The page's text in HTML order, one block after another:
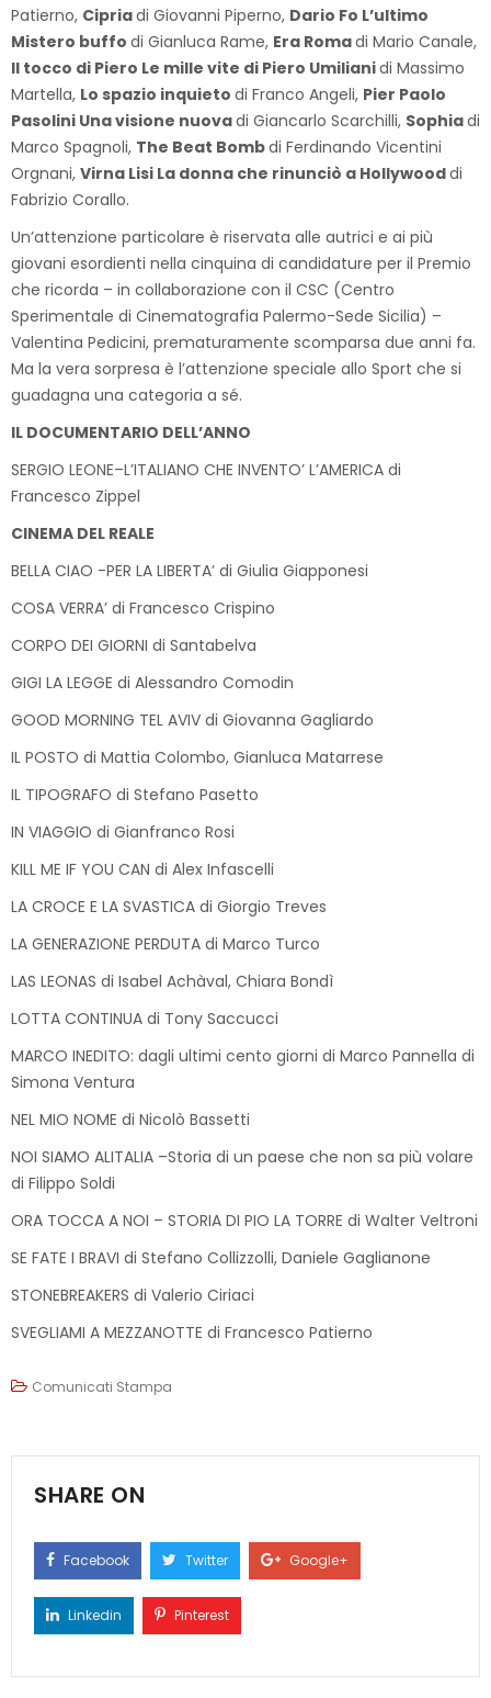
Patierno, Cipriadi Giovanni Piperno, Dario Fo L’ultimo
Mistero buffo di Gianluca Rame, Era Romadi Mario Canale,
Il tocco di Piero Le mille vite di Piero Umilianidi Massimo
Martella, Lo spazio inquieto di Franco Angeli, Pier Paolo
Pasolini Una visione nuovadi Giancarlo Scarchilli, Sophiadi
Marco Spagnoli, The Beat Bombdi Ferdinando Vicentini
Orgnani, Virna Lisi La donna che rinunciò a Hollywooddi
Fabrizio Corallo.
Un’attenzione particolare è riservata alle autrici e ai più
giovani esordienti nella cinquina di candidature per il Premio
che ricorda – in collaborazione con il CSC (Centro
Sperimentale di Cinematografia Palermo-Sede Sicilia) –
Valentina Pedicini, prematuramente scomparsa due anni fa.
Ma la vera sorpresa è l’attenzione speciale allo Sport che si
guadagna una categoria a sé.
IL DOCUMENTARIO DELL’ANNO
SERGIO LEONE–L’ITALIANO CHE INVENTO’ L’AMERICA di
Francesco Zippel
CINEMA DEL REALE
BELLA CIAO -PER LA LIBERTA’ di Giulia Giapponesi
COSA VERRA’ di Francesco Crispino
CORPO DEI GIORNI di Santabelva
GIGI LA LEGGE di Alessandro Comodin
GOOD MORNING TEL AVIV di Giovanna Gagliardo
IL POSTO di Mattia Colombo, Gianluca Matarrese
IL TIPOGRAFO di Stefano Pasetto
IN VIAGGIO di Gianfranco Rosi
KILL ME IF YOU CAN di Alex Infascelli
LA CROCE E LA SVASTICA di Giorgio Treves
LA GENERAZIONE PERDUTA di Marco Turco
LAS LEONAS di Isabel Achàval, Chiara Bondì
LOTTA CONTINUA di Tony Saccucci
MARCO INEDITO: dagli ultimi cento giorni di Marco Pannella di
Simona Ventura
NEL MIO NOME di Nicolò Bassetti
NOI SIAMO ALITALIA –Storia di un paese che non sa più volare
di Filippo Soldi
ORA TOCCA A NOI – STORIA DI PIO LA TORRE di Walter Veltroni
SE FATE I BRAVI di Stefano Collizzolli, Daniele Gaglianone
STONEBREAKERS di Valerio Ciriaci
SVEGLIAMI A MEZZANOTTE di Francesco Patierno
Comunicati Stampa
SHARE ON
Facebook Twitter Google+
Linkedin Pinterest